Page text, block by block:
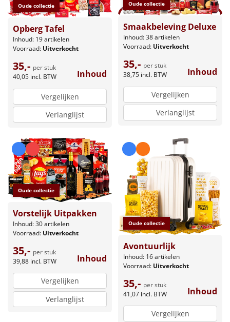
Oude collectie
Opberg Tafel
Inhoud: 19 artikelen
Voorraad: Uitverkocht
35,- per stuk
40,05 incl. BTW Inhoud
Vergelijken
Verlanglijst
Oude collectie
Smaakbeleving Deluxe
Inhoud: 38 artikelen
Voorraad: Uitverkocht
35,- per stuk
38,75 incl. BTW Inhoud
Vergelijken
Verlanglijst
Oude collectie
Vorstelijk Uitpakken
Inhoud: 30 artikelen
Voorraad: Uitverkocht
35,- per stuk
39,88 incl. BTW Inhoud
Vergelijken
Verlanglijst
Oude collectie
Avontuurlijk
Inhoud: 16 artikelen
Voorraad: Uitverkocht
35,- per stuk
41,07 incl. BTW Inhoud
Vergelijken